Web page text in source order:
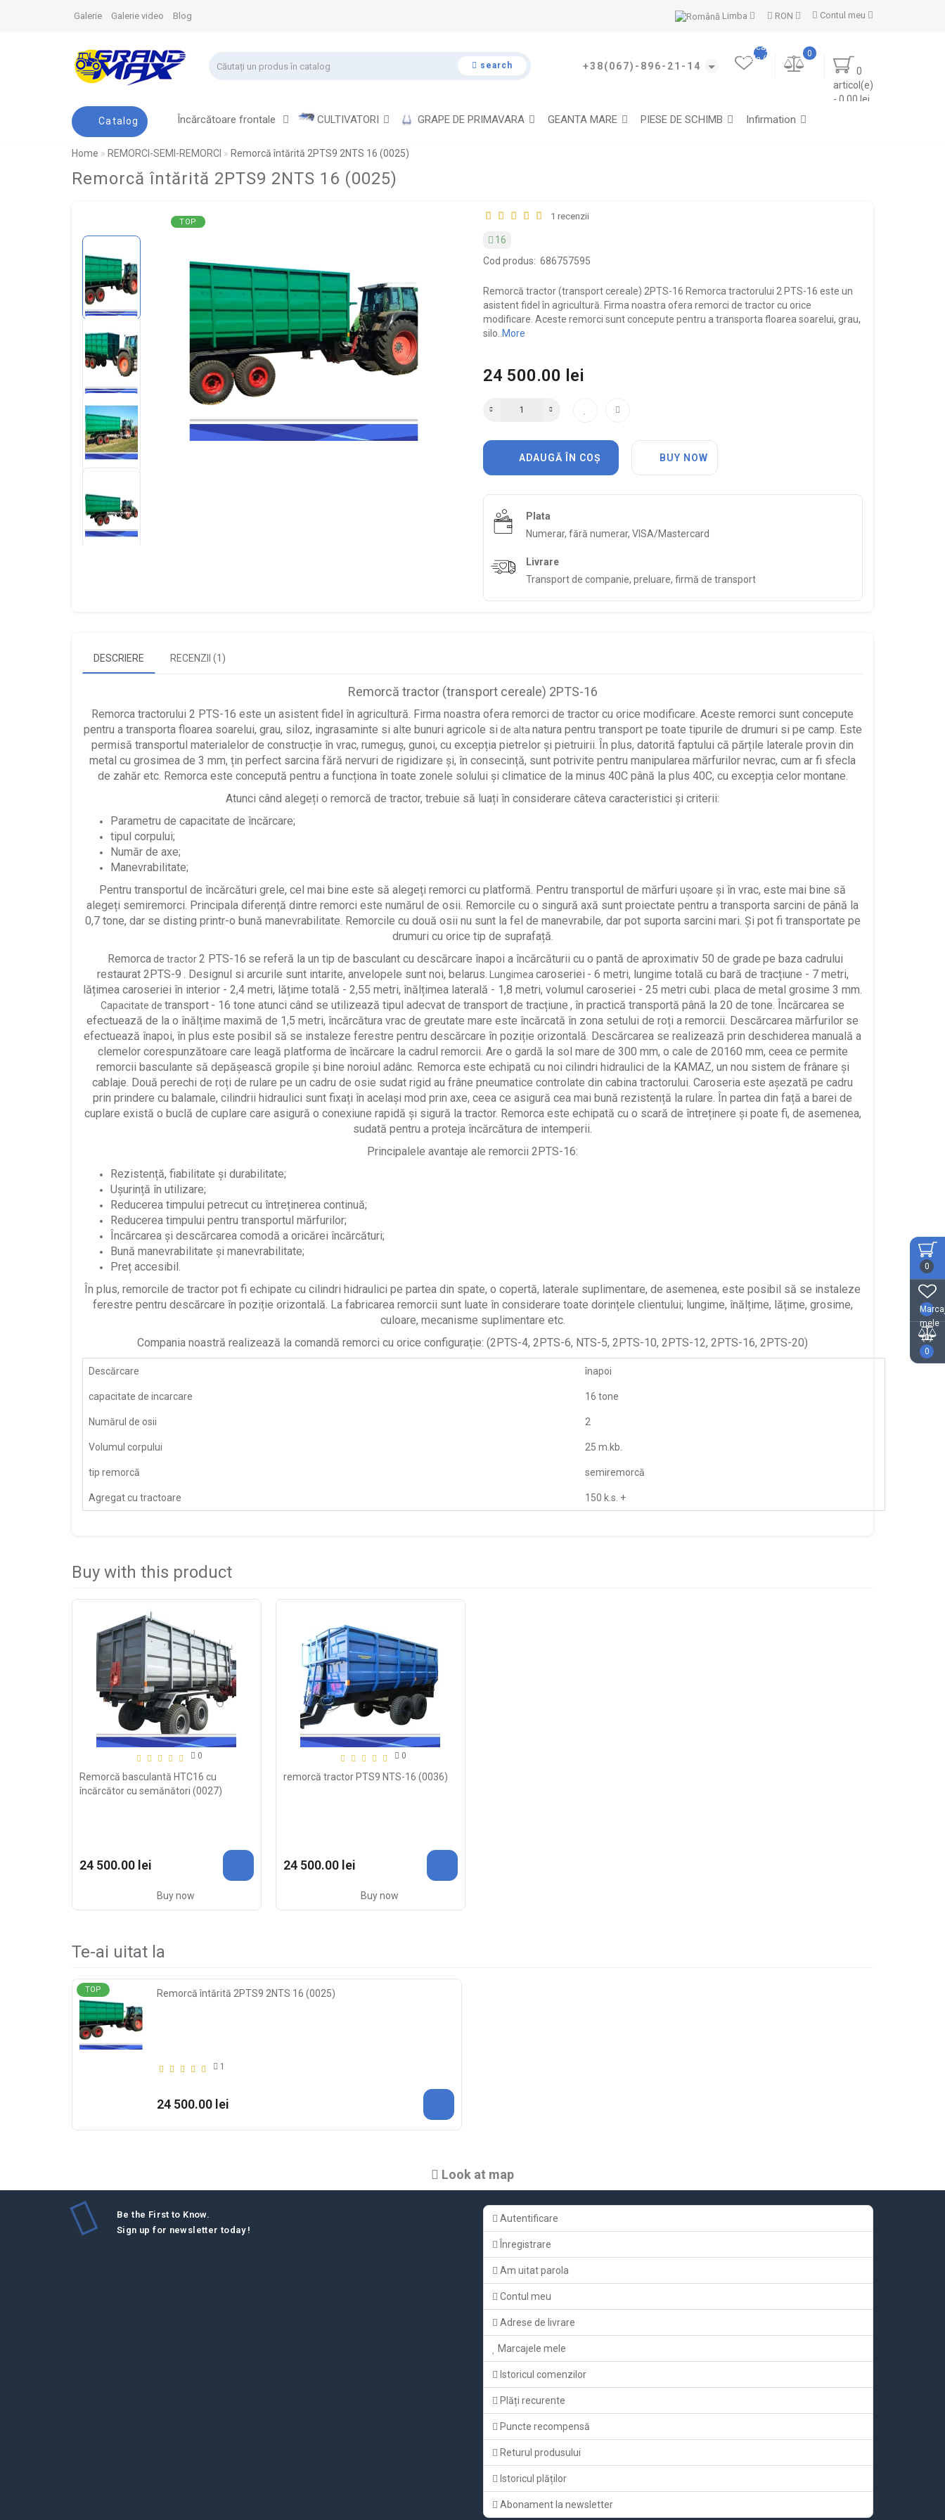
0
mele
(0)
0
Contul meu
RON
Limba
Galerie Galerie video Blog
search +38(067)-896-21-14
0
articol(e)
- 0.00 lei
0
Marcajele
mele (0)
Catalog Încărcătoare frontale CULTIVATORI GRAPE DE PRIMAVARA GEANTA MARE PIESE DE SCHIMB Infirmation
Home REMORCI-SEMI-REMORCI Remorcă întărită 2PTS9 2NTS 16 (0025)
Remorcă întărită 2PTS9 2NTS 16 (0025)
TOP
1 recenzii
16
Cod produs: 686757595
Remorcă tractor (transport cereale) 2PTS-16 Remorca tractorului 2 PTS-16 este un
asistent fidel în agricultură. Firma noastra ofera remorci de tractor cu orice
modificare. Aceste remorci sunt concepute pentru a transporta floarea soarelui, grau,
silo.. More
24 500.00 lei
ADAUGĂ ÎN COȘ BUY NOW
Plata
Numerar, fără numerar, VISA/Mastercard
Livrare
Transport de companie, preluare, firmă de transport
DESCRIERE RECENZII (1)
Remorcă tractor (transport cereale) 2PTS-16
Remorca tractorului 2 PTS-16 este un asistent fidel în agricultură. Firma noastra ofera remorci de tractor cu orice modificare. Aceste remorci sunt concepute
pentru a transporta floarea soarelui, grau, siloz, ingrasaminte si alte bunuri agricole si de alta natura pentru transport pe toate tipurile de drumuri si pe camp. Este
permisă transportul materialelor de construcție în vrac, rumeguș, gunoi, cu excepția pietrelor și pietruirii. În plus, datorită faptului că părțile laterale provin din
metal cu grosimea de 3 mm, țin perfect sarcina fără nervuri de rigidizare și, în consecință, sunt potrivite pentru manipularea mărfurilor nevrac, cum ar fi sfecla
de zahăr etc. Remorca este concepută pentru a funcționa în toate zonele solului și climatice de la minus 40C până la plus 40C, cu excepția celor montane.
Atunci când alegeți o remorcă de tractor, trebuie să luați în considerare câteva caracteristici și criterii:
Parametru de capacitate de încărcare;
tipul corpului;
Număr de axe;
Manevrabilitate;
Pentru transportul de încărcături grele, cel mai bine este să alegeți remorci cu platformă. Pentru transportul de mărfuri ușoare și în vrac, este mai bine să
alegeți semiremorci. Principala diferență dintre remorci este numărul de osii. Remorcile cu o singură axă sunt proiectate pentru a transporta sarcini de până la
0,7 tone, dar se disting printr-o bună manevrabilitate. Remorcile cu două osii nu sunt la fel de manevrabile, dar pot suporta sarcini mari. Și pot fi transportate pe
drumuri cu orice tip de suprafață.
Remorcade tractor2 PTS-16 se referă la un tip de basculant cu descărcare înapoi a încărcăturii cu o pantă de aproximativ 50 de grade pe baza cadrului
restaurat 2PTS-9
. Designul si arcurile sunt intarite, anvelopele sunt noi, belarus. Lungimea caroseriei - 6 metri, lungime totală cu bară de tracțiune - 7 metri,
lățimea caroseriei în interior - 2,4 metri, lățime totală - 2,55 metri, înălțimea laterală - 1,8 metri, volumul caroseriei - 25 metri cubi. placa de metal grosime 3 mm.
Capacitate de transport - 16 tone atunci când se utilizează tipul adecvat de transport de tracțiune , în practică transportă până la 20 de tone. Încărcarea se
efectuează de la o înălțime maximă de 1,5 metri, încărcătura vrac de greutate mare este încărcată în zona setului de roți a remorcii. Descărcarea mărfurilor se
efectuează înapoi, în plus este posibil să se instaleze ferestre pentru descărcare în poziție orizontală. Descărcarea se realizează prin deschiderea manuală a
clemelor corespunzătoare care leagă platforma de încărcare la cadrul remorcii. Are o gardă la sol mare de 300 mm, o cale de 20160 mm, ceea ce permite
remorcii basculante să depășească gropile și bine noroiul adânc. Remorca este echipată cu noi cilindri hidraulici de la KAMAZ, un nou sistem de frânare și
cablaje. Două perechi de roți de rulare pe un cadru de osie sudat rigid au frâne pneumatice controlate din cabina tractorului. Caroseria este așezată pe cadru
prin prindere cu balamale, cilindrii hidraulici sunt fixați în același mod prin axe, ceea ce asigură cea mai bună rezistență la rulare. În partea din față a barei de
cuplare există o buclă de cuplare care asigură o conexiune rapidă și sigură la tractor. Remorca este echipată cu o scară de întreținere și poate fi, de asemenea,
sudată pentru a proteja încărcătura de intemperii.
Principalele avantaje ale remorcii 2PTS-16:
Rezistență, fiabilitate și durabilitate;
Ușurință în utilizare;
Reducerea timpului petrecut cu întreținerea continuă;
Reducerea timpului pentru transportul mărfurilor;
Încărcarea și descărcarea comodă a oricărei încărcături;
Bună manevrabilitate și manevrabilitate;
Preț accesibil.
În plus, remorcile de tractor pot fi echipate cu cilindri hidraulici pe partea din spate, o copertă, laterale suplimentare, de asemenea, este posibil să se instaleze
ferestre pentru descărcare în poziție orizontală. La fabricarea remorcii sunt luate în considerare toate dorințele clientului; lungime, înălțime, lățime, grosime,
culoare, mecanisme suplimentare etc.
Compania noastră realizează la comandă remorci cu orice configurație: (2PTS-4, 2PTS-6, NTS-5, 2PTS-10, 2PTS-12, 2PTS-16, 2PTS-20)
Descărcare înapoi
capacitate de incarcare 16 tone
Numărul de osii 2
Volumul corpului 25 m.kb.
tip remorcă semiremorcă
Agregat cu tractoare 150 k.s. +
Buy with this product
0
Remorcă basculantă HTC16 cu
încărcător cu semănători (0027)
24 500.00 lei
Buy now
0
remorcă tractor PTS9 NTS-16 (0036)
24 500.00 lei
Buy now
Te-ai uitat la
TOP Remorcă întărită 2PTS9 2NTS 16 (0025)
1
24 500.00 lei
Look at map
Be the First to Know.
Sign up for newsletter today !
Autentificare
Înregistrare
Am uitat parola
Contul meu
Adrese de livrare
Marcajele mele
Istoricul comenzilor
Plăți recurente
Puncte recompensă
Returul produsului
Istoricul plăților
Abonament la newsletter